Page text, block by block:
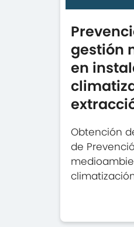
gestión
en
Obtención
de